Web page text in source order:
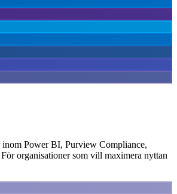
Power BI, Purview Compliance,
organisationer som vill maximera nyttan